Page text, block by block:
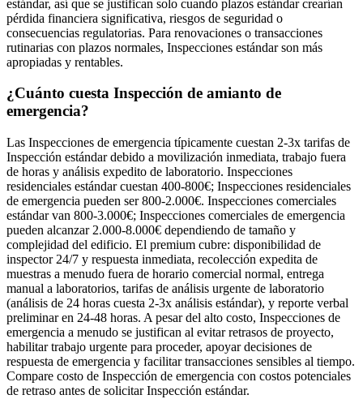
estándar, así que se justifican solo cuando plazos estándar crearían
pérdida financiera significativa, riesgos de seguridad o
consecuencias regulatorias. Para renovaciones o transacciones
rutinarias con plazos normales, Inspecciones estándar son más
apropiadas y rentables.
¿Cuánto cuesta Inspección de amianto de
emergencia?
Las Inspecciones de emergencia típicamente cuestan 2-3x tarifas de
Inspección estándar debido a movilización inmediata, trabajo fuera
de horas y análisis expedito de laboratorio. Inspecciones
residenciales estándar cuestan 400-800€; Inspecciones residenciales
de emergencia pueden ser 800-2.000€. Inspecciones comerciales
estándar van 800-3.000€; Inspecciones comerciales de emergencia
pueden alcanzar 2.000-8.000€ dependiendo de tamaño y
complejidad del edificio. El premium cubre: disponibilidad de
inspector 24/7 y respuesta inmediata, recolección expedita de
muestras a menudo fuera de horario comercial normal, entrega
manual a laboratorios, tarifas de análisis urgente de laboratorio
(análisis de 24 horas cuesta 2-3x análisis estándar), y reporte verbal
preliminar en 24-48 horas. A pesar del alto costo, Inspecciones de
emergencia a menudo se justifican al evitar retrasos de proyecto,
habilitar trabajo urgente para proceder, apoyar decisiones de
respuesta de emergencia y facilitar transacciones sensibles al tiempo.
Compare costo de Inspección de emergencia con costos potenciales
de retraso antes de solicitar Inspección estándar.